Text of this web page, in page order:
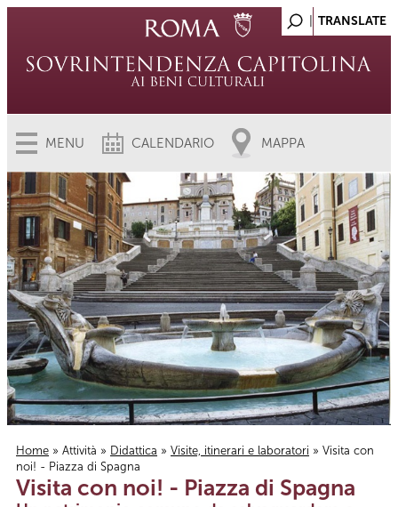
MENU CALENDARIO MAPPA
Tu sei qui
Home » Attività » Didattica » Visite, itinerari e laboratori » Visita con
noi! - Piazza di Spagna
Visita con noi! - Piazza di Spagna